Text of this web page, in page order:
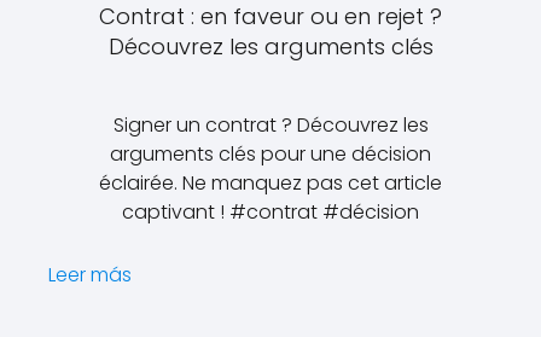
Contrat : en faveur ou en rejet ?
Découvrez les arguments clés
Signer un contrat ? Découvrez les
arguments clés pour une décision
éclairée. Ne manquez pas cet article
captivant ! #contrat #décision
Leer más